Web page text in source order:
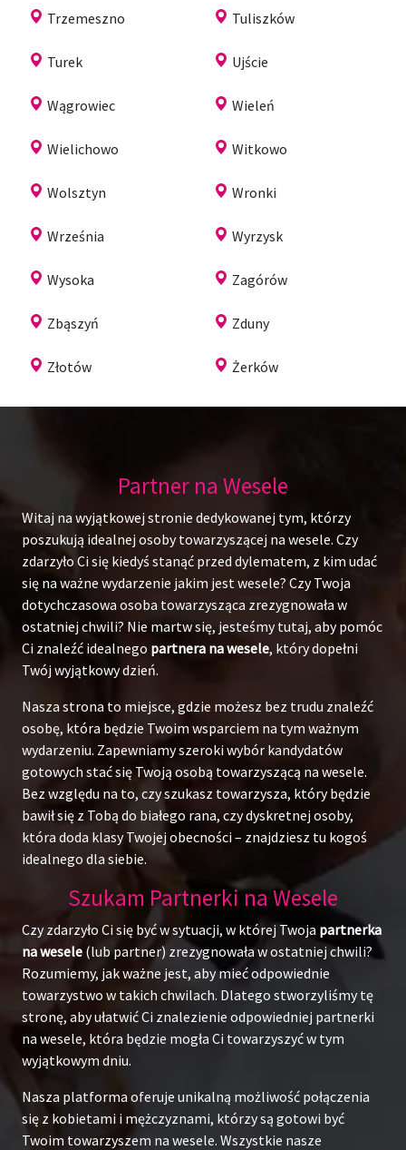
Trzemeszno Tuliszków
Turek Ujście
Wągrowiec Wieleń
Wielichowo Witkowo
Wolsztyn Wronki
Września Wyrzysk
Wysoka Zagórów
Zbąszyń Zduny
Złotów Żerków
Partner na Wesele
Witaj na wyjątkowej stronie dedykowanej tym, którzy
poszukują idealnej osoby towarzyszącej na wesele. Czy
zdarzyło Ci się kiedyś stanąć przed dylematem, z kim udać
się na ważne wydarzenie jakim jest wesele? Czy Twoja
dotychczasowa osoba towarzysząca zrezygnowała w
ostatniej chwili? Nie martw się, jesteśmy tutaj, aby pomóc
Ci znaleźć idealnego partnera na wesele, który dopełni
Twój wyjątkowy dzień.
Nasza strona to miejsce, gdzie możesz bez trudu znaleźć
osobę, która będzie Twoim wsparciem na tym ważnym
wydarzeniu. Zapewniamy szeroki wybór kandydatów
gotowych stać się Twoją osobą towarzyszącą na wesele.
Bez względu na to, czy szukasz towarzysza, który będzie
bawił się z Tobą do białego rana, czy dyskretnej osoby,
która doda klasy Twojej obecności – znajdziesz tu kogoś
idealnego dla siebie.
Szukam Partnerki na Wesele
Czy zdarzyło Ci się być w sytuacji, w której Twoja partnerka
na wesele (lub partner) zrezygnowała w ostatniej chwili?
Rozumiemy, jak ważne jest, aby mieć odpowiednie
towarzystwo w takich chwilach. Dlatego stworzyliśmy tę
stronę, aby ułatwić Ci znalezienie odpowiedniej partnerki
na wesele, która będzie mogła Ci towarzyszyć w tym
wyjątkowym dniu.
Nasza platforma oferuje unikalną możliwość połączenia
się z kobietami i mężczyznami, którzy są gotowi być
Twoim towarzyszem na wesele. Wszystkie nasze